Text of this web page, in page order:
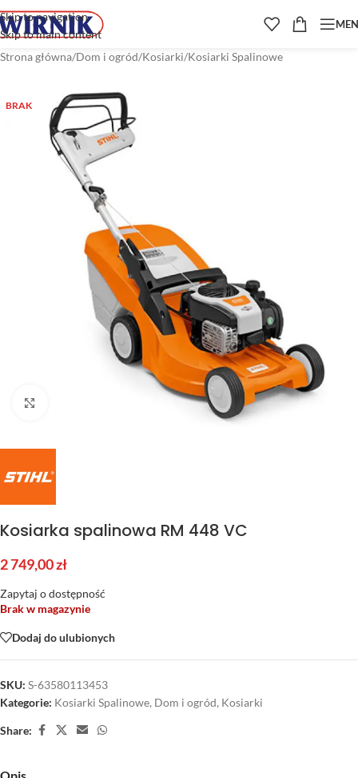
Skip to navigation
Skip to main content
Strona główna/Dom i ogród/Kosiarki/Kosiarki Spalinowe
BRAK
Kosiarka spalinowa RM 448 VC
2 749,00zł
Zapytaj o dostępność
Brak w magazynie
Dodaj do ulubionych
SKU: S-63580113453
Kategorie: Kosiarki Spalinowe, Dom i ogród, Kosiarki
Share: